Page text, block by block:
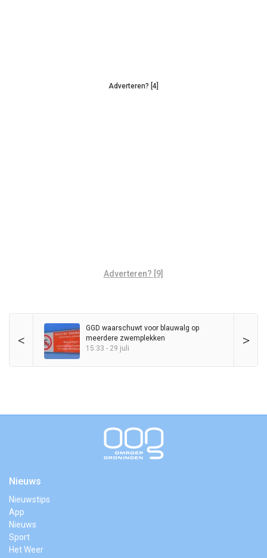
Adverteren? [4]
Adverteren? [9]
< >
GGD waarschuwt voor blauwalg op
meerdere zwemplekken
15:33 - 29 juli
Nieuws
Nieuwstips
App
Nieuws
Sport
Het Weer